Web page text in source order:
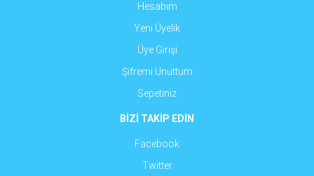
Hesabım
Yeni Üyelik
Üye Girişi
Şifremi Unuttum
Sepetiniz
BİZİ TAKİP EDİN
Facebook
Twitter